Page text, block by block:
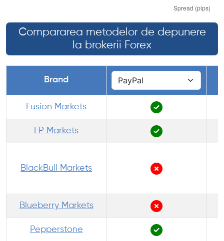
Compararea metodelor de depunere
la brokerii Forex
Brand
Fusion Markets
FP Markets
BlackBull Markets
Blueberry Markets
Pepperstone